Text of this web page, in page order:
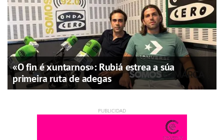
«O fin é xuntarnos»: Rubiá estrea a súa
primeira ruta de adegas